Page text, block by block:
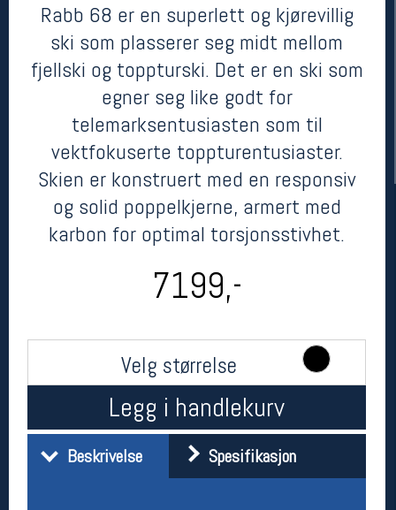
Rabb 68 er en superlett og kjørevillig
ski som plasserer seg midt mellom
fjellski og toppturski. Det er en ski som
egner seg like godt for
telemarksentusiasten som til
vektfokuserte toppturentusiaster.
Skien er konstruert med en responsiv
og solid poppelkjerne, armert med
karbon for optimal torsjonsstivhet.
7199,-
Velg størrelse
Legg i handlekurv
Beskrivelse Spesifikasjon
Her finner du oss
Telefon: 23 32 62 00
(telefontid man-fredag klokken 10-13)
Kontakt oss